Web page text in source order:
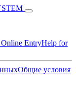
EntryHelp for
Общие условия